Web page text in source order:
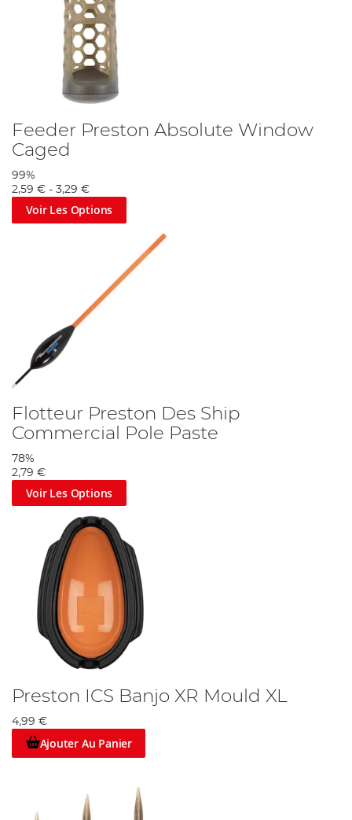
Feeder Preston Absolute Window
Caged
99%
2,59 € - 3,29 €
Voir Les Options
Flotteur Preston Des Ship
Commercial Pole Paste
78%
2,79 €
Voir Les Options
Preston ICS Banjo XR Mould XL
4,99 €
Ajouter Au Panier